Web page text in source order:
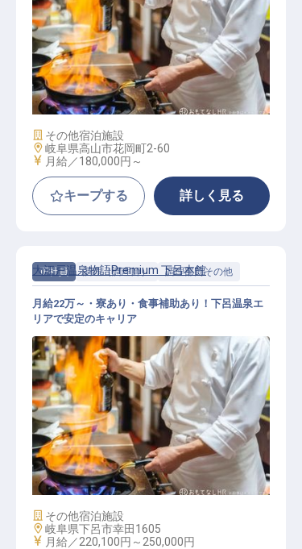
洋食調理士・見習い
施設業態
その他宿泊施設
勤務地
岐阜県高山市花岡町2-60
給与
月給／180,000円～
キープする 詳しく見る
正社員 調理（調理師） 調理部門その他
バイキングレストラン調理スタッフ
（下呂地区限定社員）
大江戸温泉物語Premium 下呂本館
月給22万～・寮あり・食事補助あり！下呂温泉エ
リアで安定のキャリア
施設業態
その他宿泊施設
勤務地
岐阜県下呂市幸田1605
給与
月給／220,100円～ 250,000円